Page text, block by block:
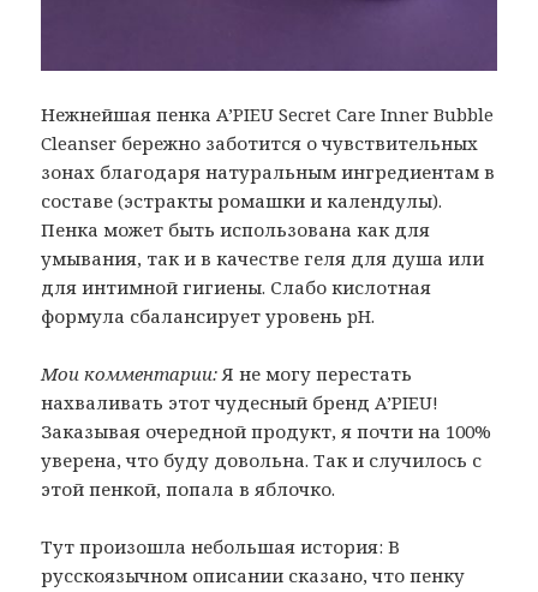
Нежнейшая пенка A’PIEU Secret Care Inner Bubble
Cleanser бережно заботится о чувствительных
зонах благодаря натуральным ингредиентам в
составе (эстракты ромашки и календулы).
Пенка может быть использована как для
умывания, так и в качестве геля для душа или
для интимной гигиены. Слабо кислотная
формула сбалансирует уровень pH.
Мои комментарии: Я не могу перестать
нахваливать этот чудесный бренд A’PIEU!
Заказывая очередной продукт, я почти на 100%
уверена, что буду довольна. Так и случилось с
этой пенкой, попала в яблочко.
Тут произошла небольшая история: В
русскоязычном описании сказано, что пенку